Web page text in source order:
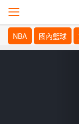
NBA 國內籃球